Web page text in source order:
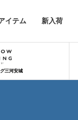
イテム 新入荷
三河安城